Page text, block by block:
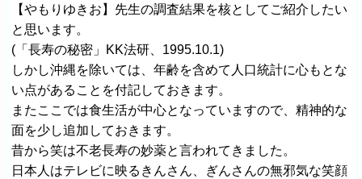
【やもりゆきお】先生の調査結果を核としてご紹介したい
と思います。
(「長寿の秘密」KK法研、1995.10.1)
しかし沖縄を除いては、年齢を含めて人口統計に心もとな
い点があることを付記しておきます。
またここでは食生活が中心となっていますので、精神的な
面を少し追加しておきます。
昔から笑は不老長寿の妙薬と言われてきました。
日本人はテレビに映るきんさん、ぎんさんの無邪気な笑顔